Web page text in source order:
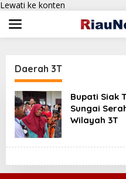
Lewati ke konten
Daerah 3T
Bupati Siak
Sungai
Wilayah 3T